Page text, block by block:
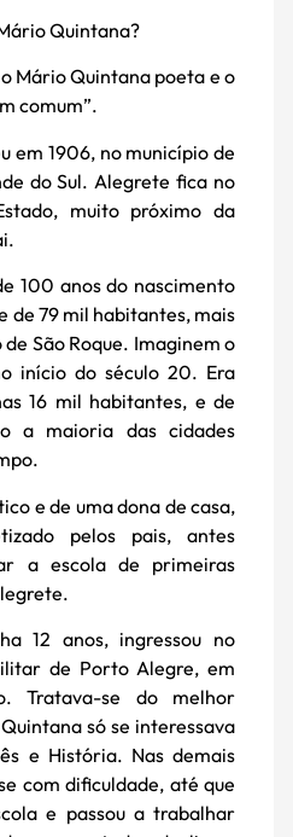
Quintana?
Mário Quintana poeta e o
comum”.
em 1906, no município de
do Sul. Alegrete fica no
muito próximo da
100 anos do nascimento
de 79 mil habitantes, mais
São Roque. Imaginem o
início do século 20. Era
16 mil habitantes, e de
a maioria das cidades
e de uma dona de casa,
pelos pais, antes
a escola de primeiras
12 anos, ingressou no
de Porto Alegre, em
Tratava-se do melhor
só se interessava
e História. Nas demais
com dificuldade, até que
e passou a trabalhar